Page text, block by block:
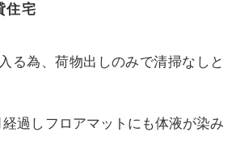
住宅
る為、荷物出しのみで清掃なしと
過しフロアマットにも体液が染み